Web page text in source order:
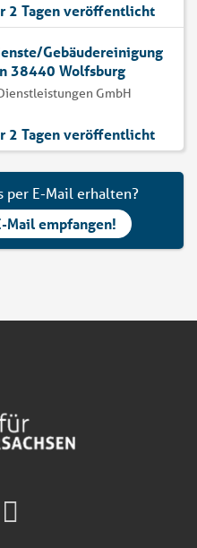
2 Tagen veröffentlicht
Gebäudereinigung
38440 Wolfsburg
GmbH
2 Tagen veröffentlicht
per E-Mail erhalten?
Mail empfangen!